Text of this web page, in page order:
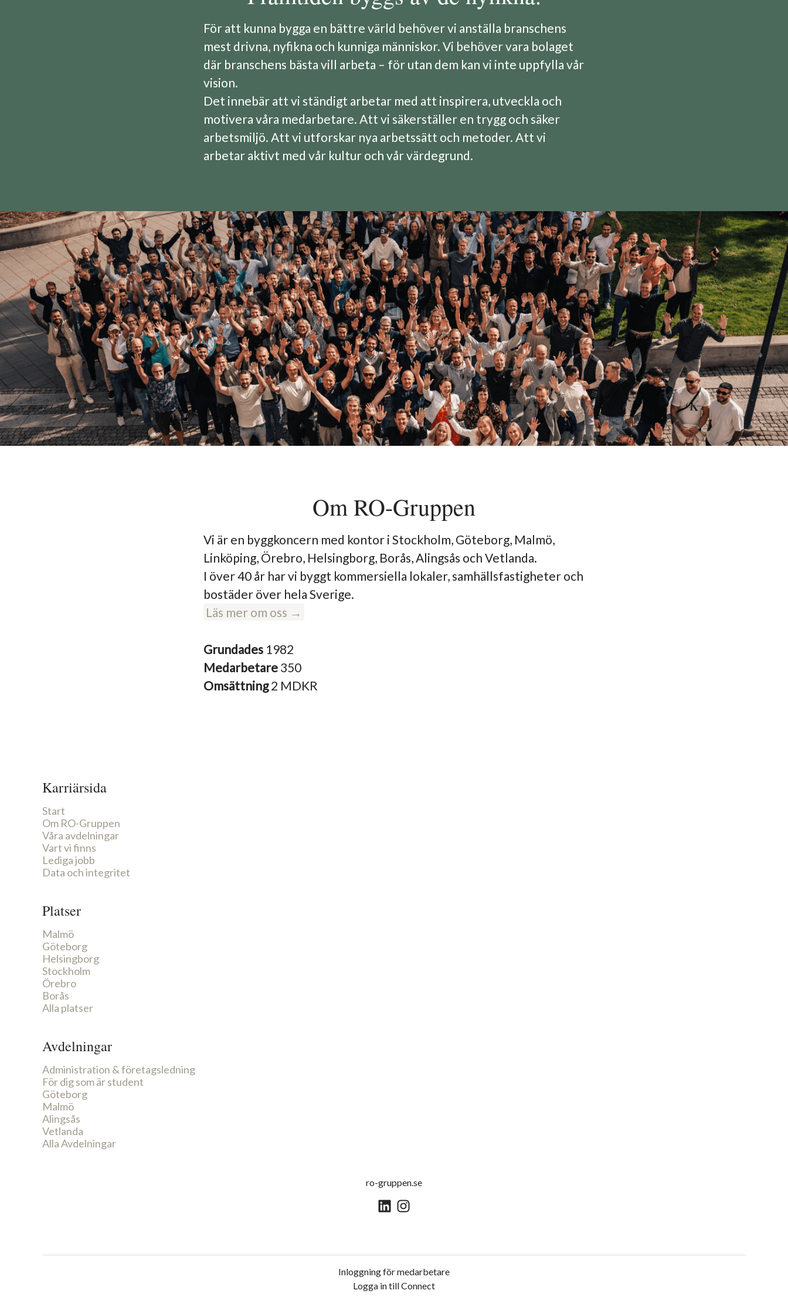
För att kunna bygga en bättre värld behöver vi anställa branschens
mest drivna, nyfikna och kunniga människor. Vi behöver vara bolaget
där branschens bästa vill arbeta – för utan dem kan vi inte uppfylla vår
vision.
Det innebär att vi ständigt arbetar med att inspirera, utveckla och
motivera våra medarbetare. Att vi säkerställer en trygg och säker
arbetsmiljö. Att vi utforskar nya arbetssätt och metoder. Att vi
arbetar aktivt med vår kultur och vår värdegrund.
Om RO-Gruppen
Vi är en byggkoncern med kontor i Stockholm, Göteborg, Malmö,
Linköping, Örebro, Helsingborg, Borås, Alingsås och Vetlanda.
I över 40 år har vi byggt kommersiella lokaler, samhällsfastigheter och
bostäder över hela Sverige.
Läs mer om oss →
Grundades 1982
Medarbetare 350
Omsättning2 MDKR
Karriärsida
Start
Om RO-Gruppen
Våra avdelningar
Vart vi finns
Lediga jobb
Data och integritet
Platser
Malmö
Göteborg
Helsingborg
Stockholm
Örebro
Borås
Alla platser
Avdelningar
Administration & företagsledning
För dig som är student
Göteborg
Malmö
Alingsås
Vetlanda
Alla Avdelningar
ro-gruppen.se
Inloggning för medarbetare
Logga in till Connect